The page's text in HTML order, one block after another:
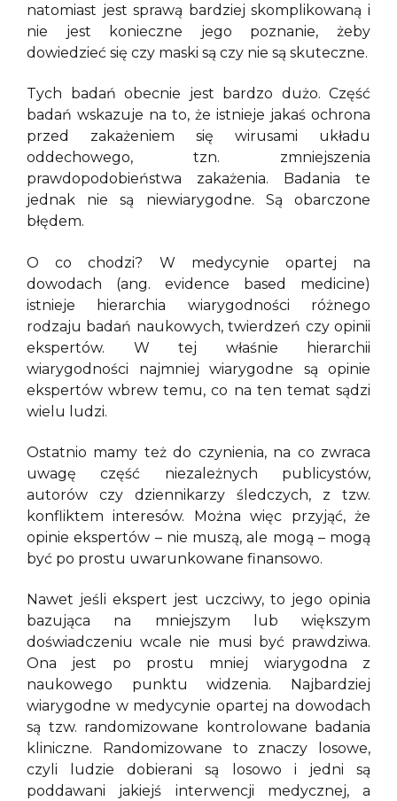
natomiast jest sprawą bardziej skomplikowaną i
nie jest konieczne jego poznanie, żeby
dowiedzieć się czy maski są czy nie są skuteczne.
Tych badań obecnie jest bardzo dużo. Część
badań wskazuje na to, że istnieje jakaś ochrona
przed zakażeniem się wirusami układu
oddechowego, tzn. zmniejszenia
prawdopodobieństwa zakażenia. Badania te
jednak nie są niewiarygodne. Są obarczone
błędem.
O co chodzi? W medycynie opartej na
dowodach (ang. evidence based medicine)
istnieje hierarchia wiarygodności różnego
rodzaju badań naukowych, twierdzeń czy opinii
ekspertów. W tej właśnie hierarchii
wiarygodności najmniej wiarygodne są opinie
ekspertów wbrew temu, co na ten temat sądzi
wielu ludzi.
Ostatnio mamy też do czynienia, na co zwraca
uwagę część niezależnych publicystów,
autorów czy dziennikarzy śledczych, z tzw.
konfliktem interesów. Można więc przyjąć, że
opinie ekspertów – nie muszą, ale mogą – mogą
być po prostu uwarunkowane finansowo.
Nawet jeśli ekspert jest uczciwy, to jego opinia
bazująca na mniejszym lub większym
doświadczeniu wcale nie musi być prawdziwa.
Ona jest po prostu mniej wiarygodna z
naukowego punktu widzenia. Najbardziej
wiarygodne w medycynie opartej na dowodach
są tzw. randomizowane kontrolowane badania
kliniczne. Randomizowane to znaczy losowe,
czyli ludzie dobierani są losowo i jedni są
poddawani jakiejś interwencji medycznej, a